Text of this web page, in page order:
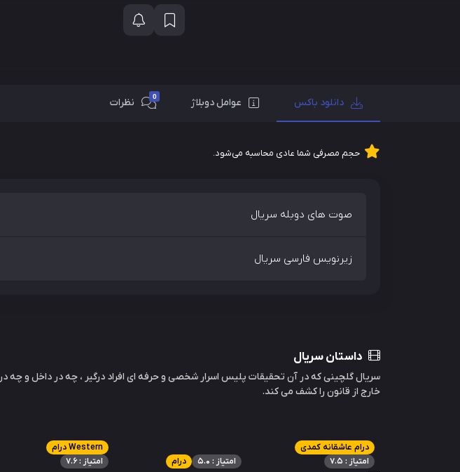
دانلود باکس عوامل دوبلاژ 0 نظرات
حجم مصرفی شما عادی محاسبه می‌شود.
صوت های دوبله سریال
زیرنویس فارسی سریال
داستان سریال
سریال گلچینی که در آن تحقیقات پلیس اسرار شخصی و حرفه ای افراد درگیر ، چه در داخل و چه در
خارج از قانون را کشف می کند.
درام عاشقانه کمدی
امتیاز : 7.5
درام امتیاز : 5.0
Western درام
امتیاز : 7.6